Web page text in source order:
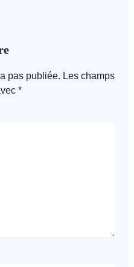
pas publiée. Les champs
*